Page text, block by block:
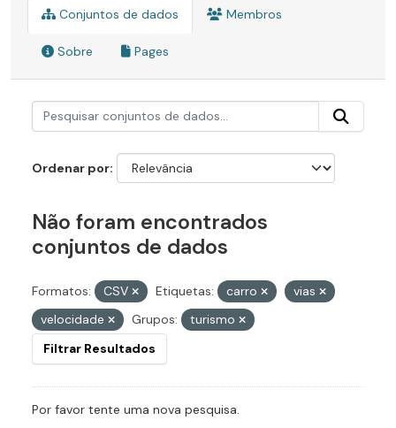
Conjuntos de dados Membros
Sobre Pages
Ordenar por
Não foram encontrados
conjuntos de dados
Formatos: CSV Etiquetas: carro
vias
velocidade
Grupos:
turismo
Filtrar Resultados
Por favor tente uma nova pesquisa.